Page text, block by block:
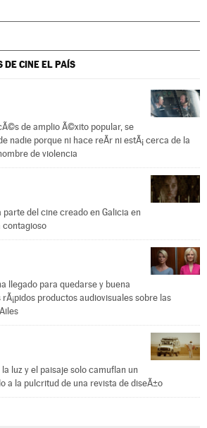
DE CINEEL PAÍS
de amplio Ã©xito popular, se
nadie porque ni hace reÃ­r ni estÃ¡ cerca de la
de violencia
parte del cine creado en Galicia en
contagioso
llegado para quedarse y buena
productos audiovisuales sobre las
luz y el paisaje solo camuflan un
a la pulcritud de una revista de diseÃ±o